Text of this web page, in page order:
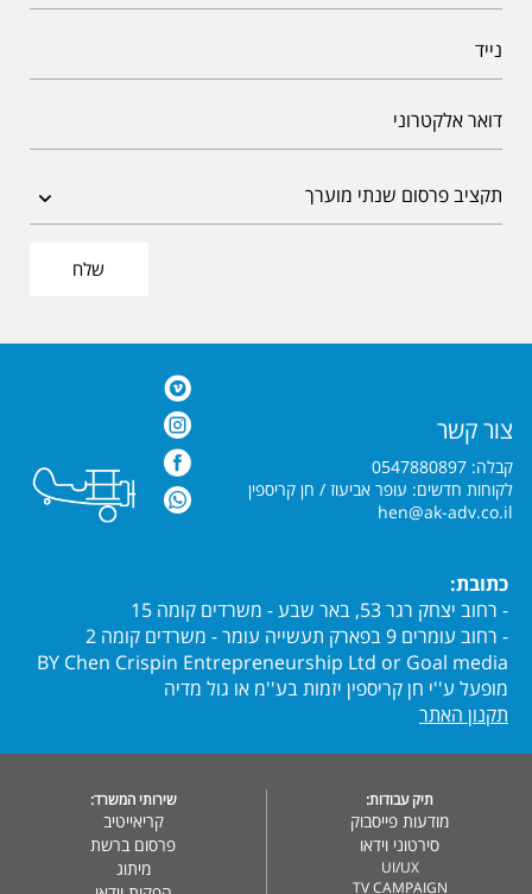
שלח
צור קשר
קבלה: 0547880897
לקוחות חדשים: עופר אביעוז / חן קריספין
hen@ak-adv.co.il
כתובת:
- רחוב יצחק רגר 53, באר שבע - משרדים קומה 15
- רחוב עומרים 9 בפארק תעשייה עומר - משרדים קומה 2
BY Chen Crispin Entrepreneurship Ltd or Goal media
מופעל ע''י חן קריספין יזמות בע''מ או גול מדיה
תקנון האתר
תיק עבודות:
מודעות פייסבוק
סירטוני וידאו
UI/UX
TV CAMPAIGN
שירותי המשרד:
קריאייטיב
פרסום ברשת
מיתוג